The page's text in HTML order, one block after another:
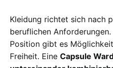
Kleidung richtet sich nach
beruflichen
Position gibt es
Freiheit. Eine Capsule